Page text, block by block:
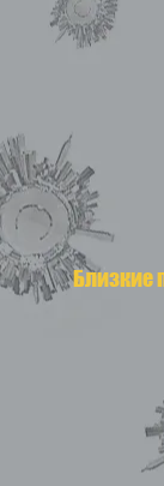
Близкие